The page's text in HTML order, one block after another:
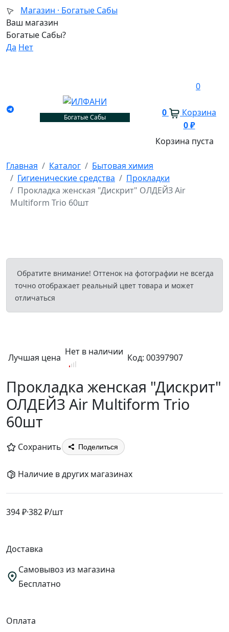
Магазин · Богатые Сабы
Ваш магазин
Богатые Сабы?
Да Нет
Богатые Сабы
0
0
Корзина
0₽
Корзина пуста
Главная Каталог
Бытовая химия
Гигиенические средства
Прокладки
Прокладка женская "Дискрит" ОЛДЕЙЗ Air
Multiform Trio 60шт
Обратите внимание! Оттенок на фотографии не всегда
точно отображает реальный цвет товара и может
отличаться
Лучшая цена
Нет в наличии
Код: 00397907
Прокладка женская "Дискрит"
ОЛДЕЙЗ Air Multiform Trio
60шт
Сохранить Поделиться
Наличие в других магазинах
394 ₽·382 ₽/шт
Доставка
Самовывоз из магазина
Бесплатно
Оплата